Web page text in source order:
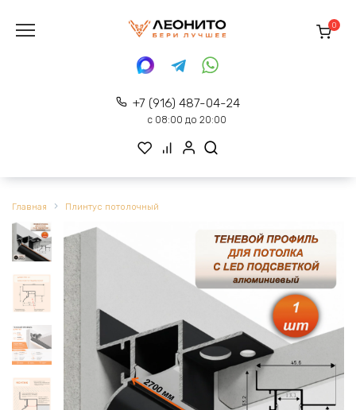
содержанию
+7 (916) 487-04-24
с 08:00 до 20:00
0
Главная Плинтус потолочный